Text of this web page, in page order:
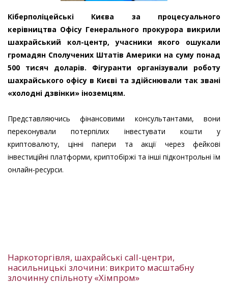
Кіберполіцейські Києва за процесуального
керівництва Офісу Генерального прокурора викрили
шахрайський кол-центр, учасники якого ошукали
громадян Сполучених Штатів Америки на суму понад
500 тисяч доларів. Фігуранти організували роботу
шахрайського офісу в Києві та здійснювали так звані
«холодні дзвінки» іноземцям.
Представляючись фінансовими консультантами, вони
переконували потерпілих інвестувати кошти у
криптовалюту, цінні папери та акції через фейкові
інвестиційні платформи, криптобіржі та інші підконтрольні їм
онлайн-ресурси.
Наркоторгівля, шахрайські call-центри,
насильницькі злочини: викрито масштабну
злочинну спільноту «Хімпром»